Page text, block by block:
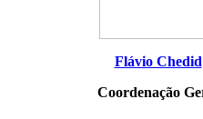
Flávio Chedid
Coordenação